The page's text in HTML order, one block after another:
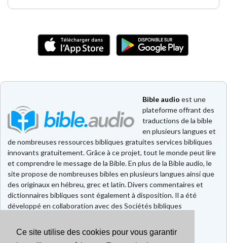
Ce site utilise des cookies pour vous garantir
Bible audio est une
plateforme offrant des
traductions de la bible
en plusieurs langues et
de nombreuses ressources bibliques gratuites services bibliques
innovants gratuitement. Grâce à ce projet, tout le monde peut lire
et comprendre le message de la Bible. En plus de la Bible audio, le
site propose de nombreuses bibles en plusieurs langues ainsi que
des originaux en hébreu, grec et latin. Divers commentaires et
dictionnaires bibliques sont également à disposition. Il a été
développé en collaboration avec des Sociétés bibliques
Faire un don